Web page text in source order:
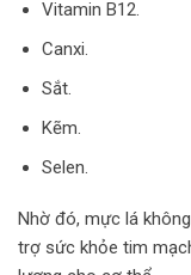
Vitamin B12.
Canxi.
Sắt.
Kẽm.
Selen.
Nhờ đó, mực lá
trợ sức khỏe tim